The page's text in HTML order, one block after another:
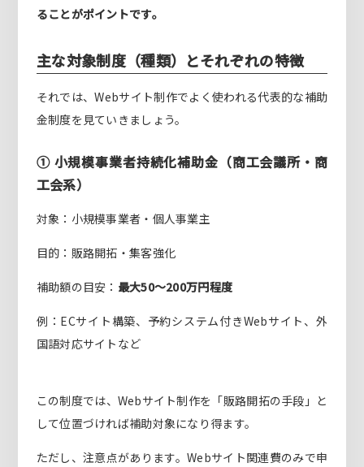
ることがポイントです。
主な対象制度（種類）とそれぞれの特徴
それでは、Webサイト制作でよく使われる代表的な補助
金制度を見ていきましょう。
① 小規模事業者持続化補助金（商工会議所・商
工会系）
対象：小規模事業者・個人事業主
目的：販路開拓・集客強化
補助額の目安： 最大50〜200万円程度
例：ECサイト構築、予約システム付きWebサイト、外
国語対応サイトなど
この制度では、Webサイト制作を「販路開拓の手段」と
して位置づければ補助対象になり得ます。
ただし、注意点があります。Webサイト関連費のみで申